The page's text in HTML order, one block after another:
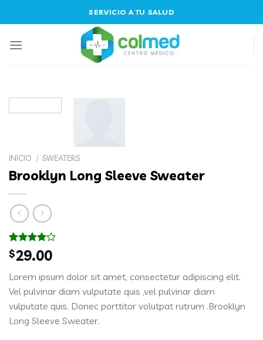
to
SERVICIO A TU SALUD
INICIO / SWEATERS
Brooklyn Long Sleeve Sweater
Valorado
con4.00
base a
3
valoraciones
de
clientes
$29.00
Lorem ipsum dolor sit amet, consectetur adipiscing elit.
Vel pulvinar diam vulputate quis ,vel pulvinar diam
vulputate quis. Donec porttitor volutpat rutrum .Brooklyn
Long Sleeve Sweater.